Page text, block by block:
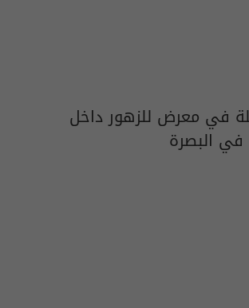
في معرض للزهور داخل
في البصرة